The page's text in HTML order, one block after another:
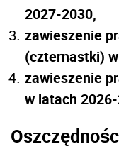
2027-2030,
zawieszenie
(czternastki)
zawieszenie
w latach